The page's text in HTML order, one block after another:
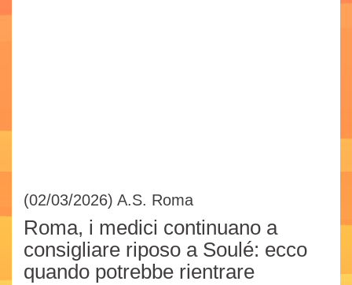
(02/03/2026) A.S. Roma
Roma, i medici continuano a
consigliare riposo a Soulé: ecco
quando potrebbe rientrare